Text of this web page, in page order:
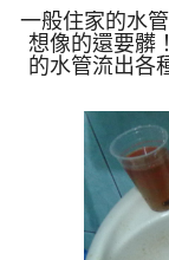
一般住家的水
想像的還要髒
的水管流出各
開流出淡但
味，這不是自
天母的張先生
慢慢水的顏色
變成乾淨的清
檬酸水打入水
透過空氣與水